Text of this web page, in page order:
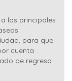
los principales
para que
cuenta
de regreso